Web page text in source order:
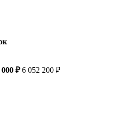
000 ₽ 6 052 200 ₽